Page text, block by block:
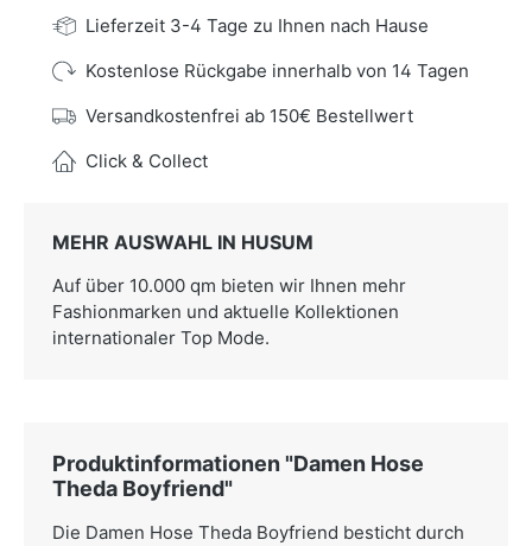
Lieferzeit 3-4 Tage zu Ihnen nach Hause
Kostenlose Rückgabe innerhalb von 14 Tagen
Versandkostenfrei ab 150€ Bestellwert
Click & Collect
MEHR AUSWAHL IN HUSUM
Auf über 10.000 qm bieten wir Ihnen mehr
Fashionmarken und aktuelle Kollektionen
internationaler Top Mode.
Produktinformationen "Damen Hose
Theda Boyfriend"
Die Damen Hose Theda Boyfriend besticht durch